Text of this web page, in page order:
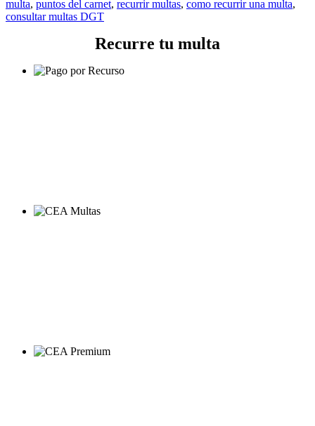
multa, puntos del carnet, recurrir multas, como recurrir una multa,
consultar multas DGT
Recurre tu multa